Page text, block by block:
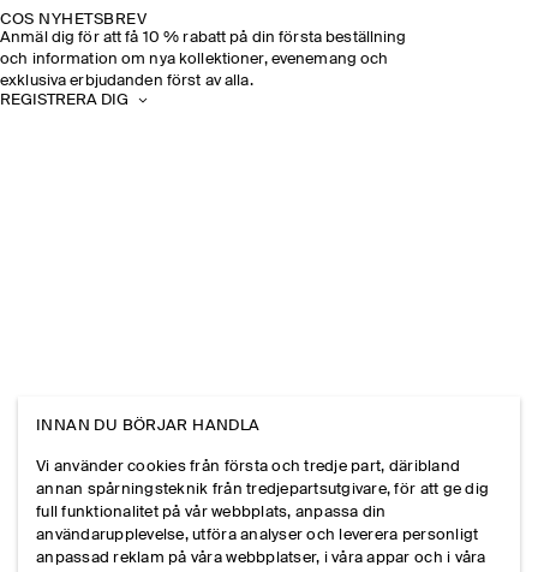
COS NYHETSBREV
Anmäl dig för att få 10 % rabatt på din första beställning
och information om nya kollektioner, evenemang och
exklusiva erbjudanden först av alla.
REGISTRERA DIG
INNAN DU BÖRJAR HANDLA
Vi använder cookies från första och tredje part, däribland
annan spårningsteknik från tredjepartsutgivare, för att ge dig
full funktionalitet på vår webbplats, anpassa din
användarupplevelse, utföra analyser och leverera personligt
anpassad reklam på våra webbplatser, i våra appar och i våra